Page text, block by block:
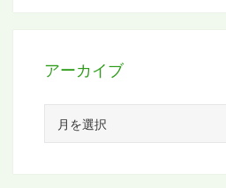
アーカイブ
カ